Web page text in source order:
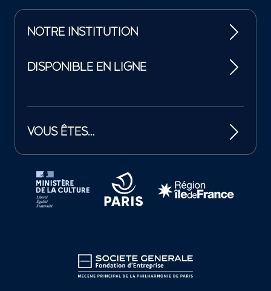
NOTRE INSTITUTION
DISPONIBLE EN LIGNE
VOUS ÊTES…
Tutelles et mécènes de la Philharmonie de Paris